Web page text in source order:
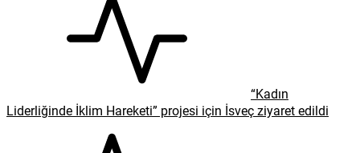
“Kadın
Liderliğinde İklim Hareketi” projesi için İsveç ziyaret edildi